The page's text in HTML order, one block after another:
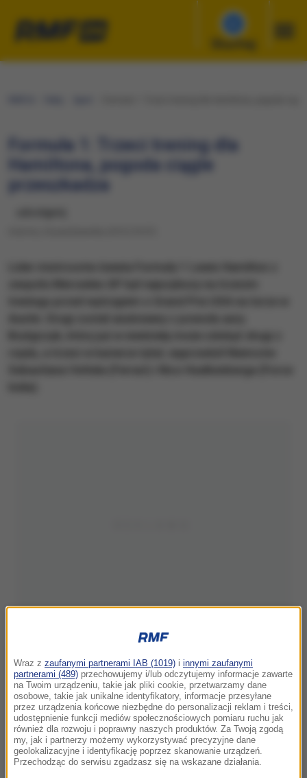
Słuchaj
Formuła 1: Trzeci trening dla
Hamiltona, pogoda ciągle
przeszkadza
Wraz z zaufanymi partnerami IAB (1019) i innymi zaufanymi
partnerami (489) przechowujemy i/lub odczytujemy informacje zawarte
na Twoim urządzeniu, takie jak pliki cookie, przetwarzamy dane
osobowe, takie jak unikalne identyfikatory, informacje przesyłane
przez urządzenia końcowe niezbędne do personalizacji reklam i treści,
udostępnienie funkcji mediów społecznościowych pomiaru ruchu jak
również dla rozwoju i poprawny naszych produktów. Za Twoją zgodą
my, jak i partnerzy możemy wykorzystywać precyzyjne dane
geolokalizacyjne i identyfikację poprzez skanowanie urządzeń.
Przechodząc do serwisu zgadzasz się na wskazane działania.